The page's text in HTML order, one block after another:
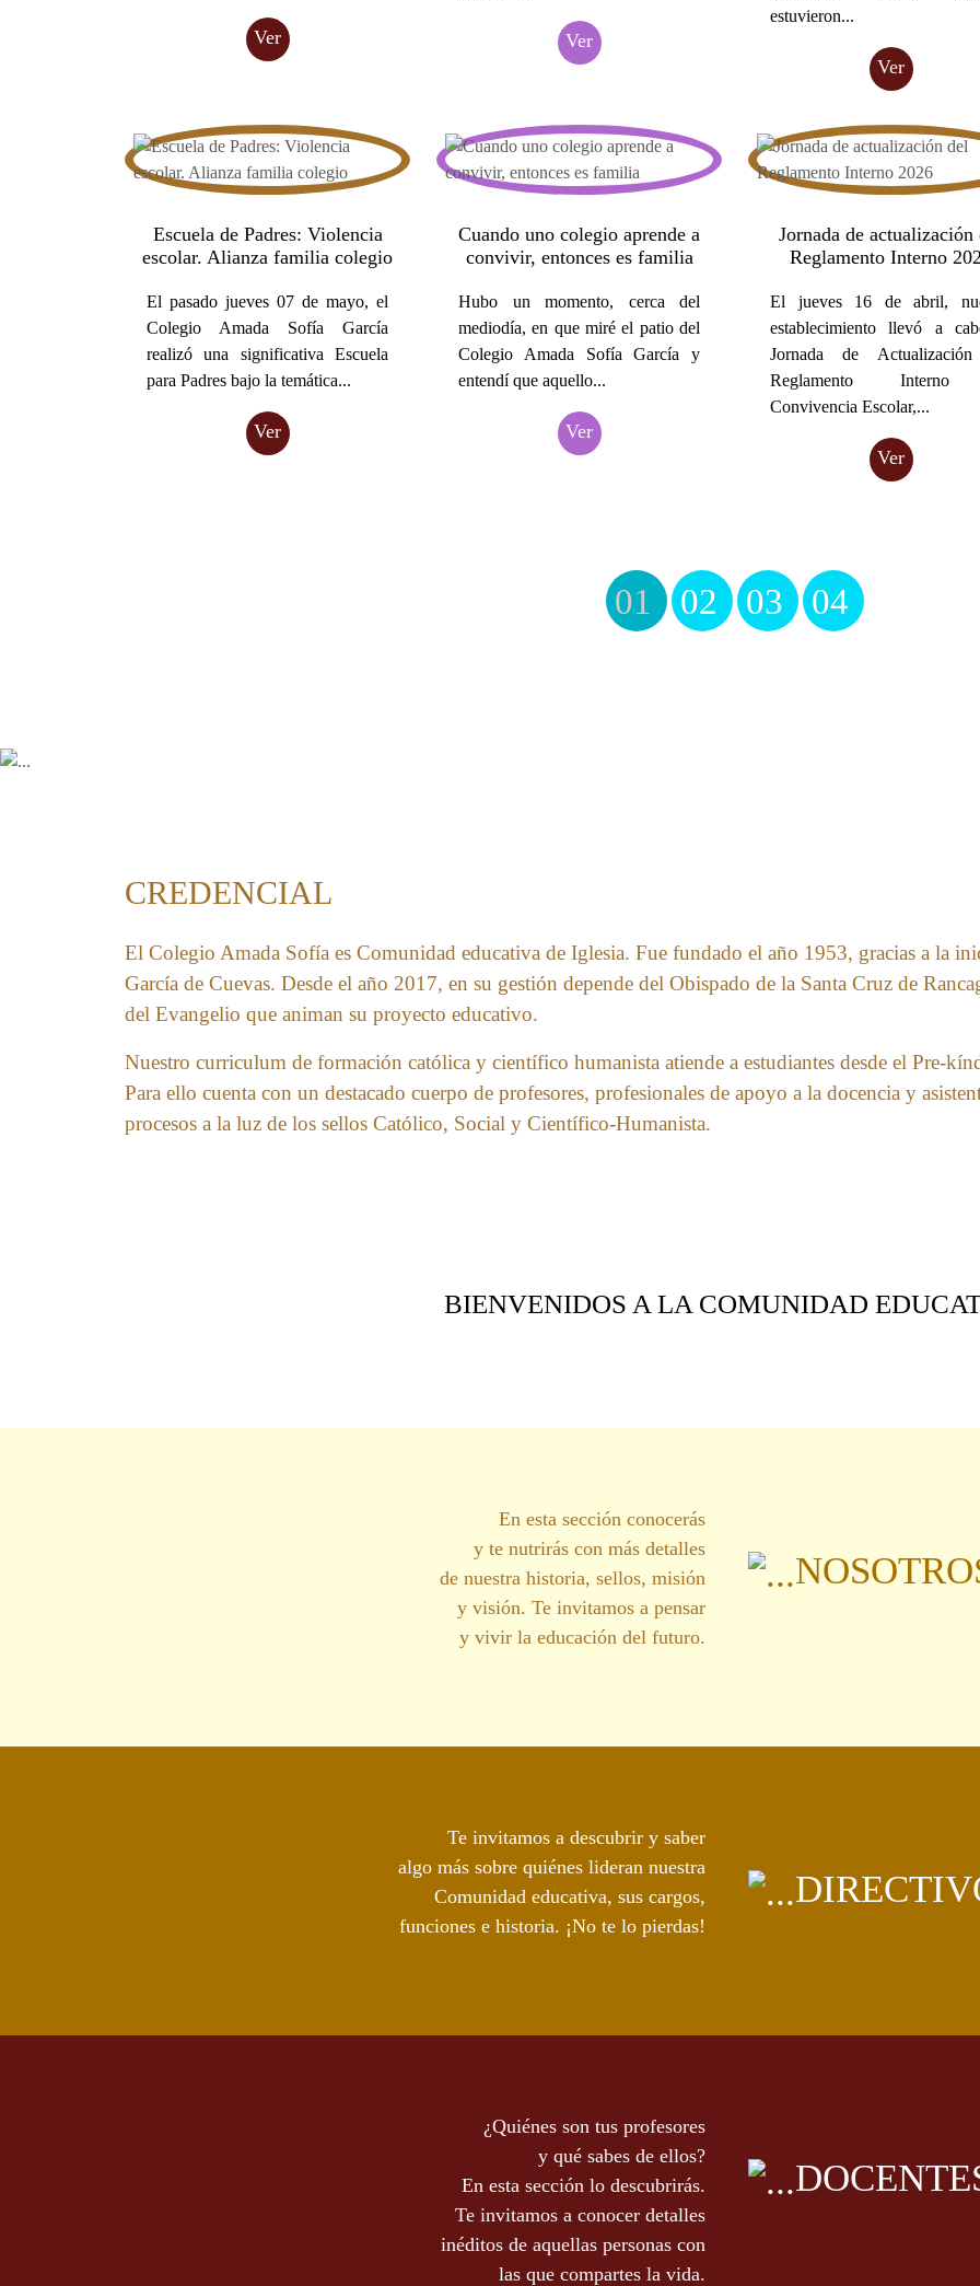
Ver Ver
estuvieron...
Ver
Escuela de Padres: Violencia
escolar. Alianza familia colegio
El pasado jueves 07 de mayo, el
Colegio Amada Sofía García
realizó una significativa Escuela
para Padres bajo la temática...
Ver
Cuando uno colegio aprende a
convivir, entonces es familia
Hubo un momento, cerca del
mediodía, en que miré el patio del
Colegio Amada Sofía García y
entendí que aquello...
Ver
Jornada de actualización
Reglamento Interno
El jueves 16 de abril,
establecimiento llevó a
Jornada de
Reglamento
Convivencia Escolar,...
Ver
01 02 03 04
CREDENCIAL
El Colegio Amada Sofía es Comunidad educativa de Iglesia. Fue fundado el año 1953, gracias a la
García de Cuevas. Desde el año 2017, en su gestión depende del Obispado de la Santa Cruz de
del Evangelio que animan su proyecto educativo.
Nuestro curriculum de formación católica y científico humanista atiende a estudiantes desde el Pre-
Para ello cuenta con un destacado cuerpo de profesores, profesionales de apoyo a la docencia y
procesos a la luz de los sellos Católico, Social y Científico-Humanista.
BIENVENIDOS A LA COMUNIDAD
En esta sección conocerás
y te nutrirás con más detalles
de nuestra historia, sellos, misión
y visión. Te invitamos a pensar
y vivir la educación del futuro.
Te invitamos a descubrir y saber
algo más sobre quiénes lideran nuestra
Comunidad educativa, sus cargos,
funciones e historia. ¡No te lo pierdas!
¿Quiénes son tus profesores
y qué sabes de ellos?
En esta sección lo descubrirás.
Te invitamos a conocer detalles
inéditos de aquellas personas con
las que compartes la vida.